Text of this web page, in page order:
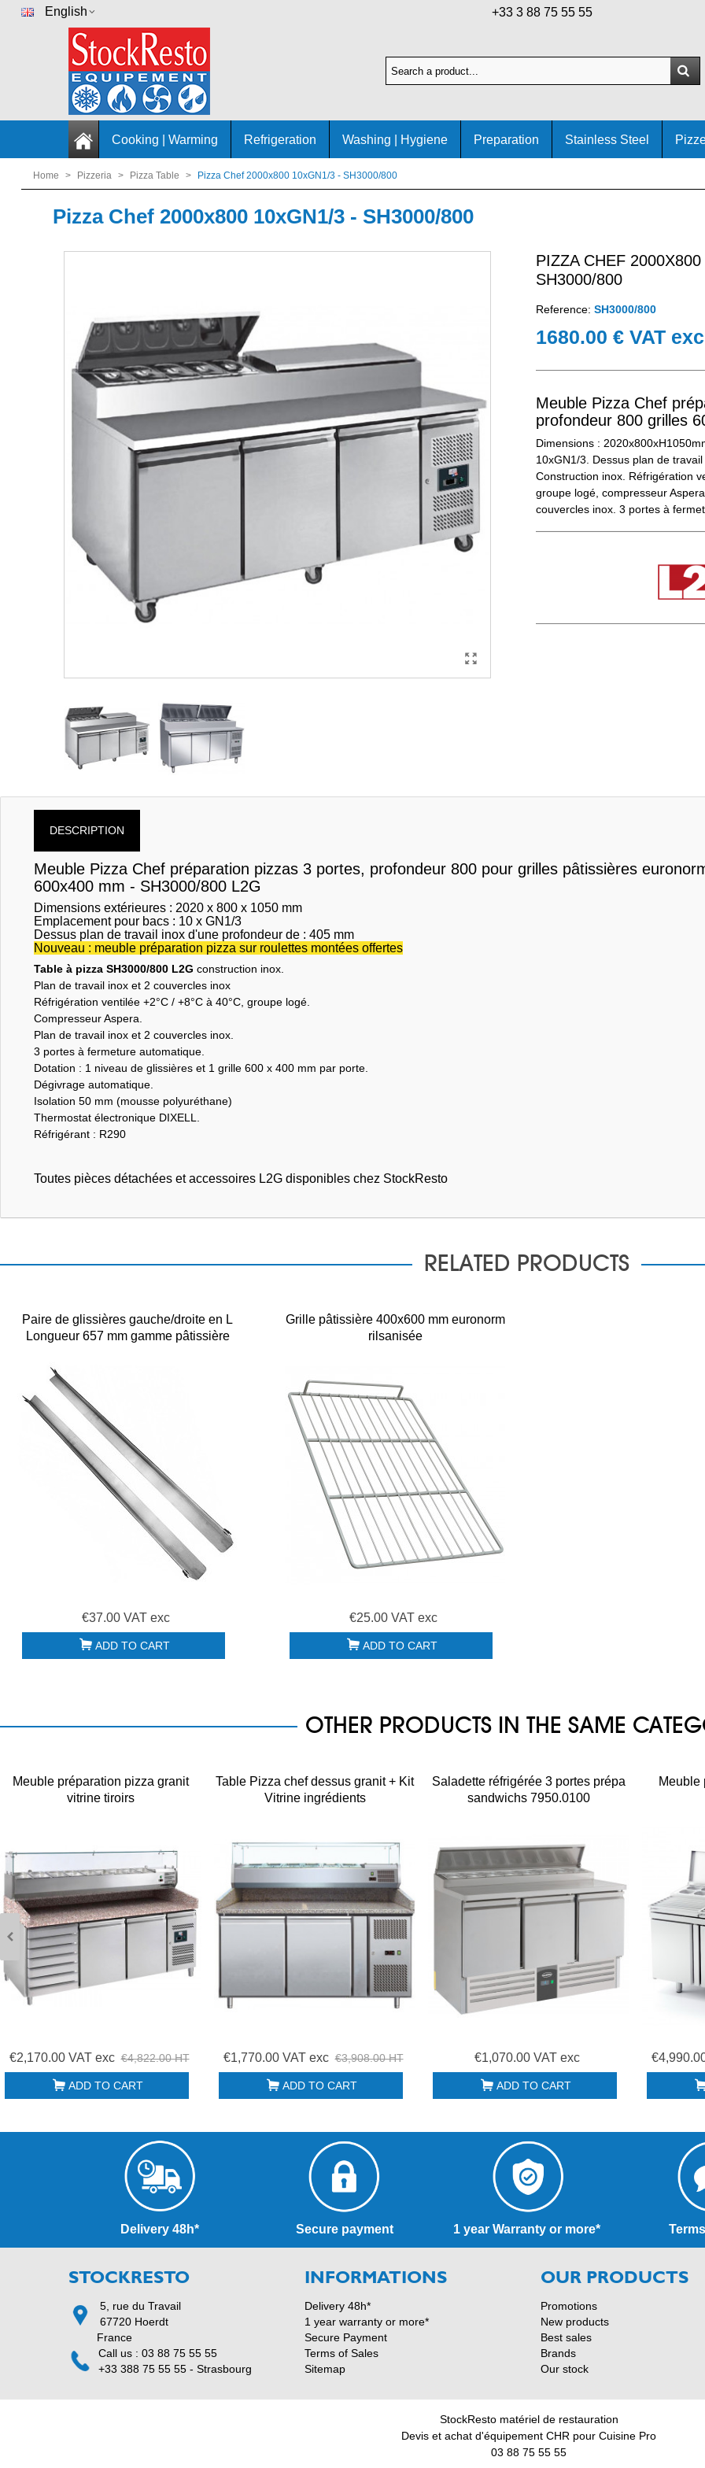
English +33 3 88 75 55 55
Cooking | Warming Refrigeration Washing | Hygiene Preparation Stainless Steel
Home > Pizzeria > Pizza Table > Pizza Chef 2000x800 10xGN1/3 - SH3000/800
Pizza Chef 2000x800 10xGN1/3 - SH3000/800
PIZZA CHEF
SH3000/800
Reference: SH3000/800
1680.00 € VAT exc
Meuble Pizza Chef
profondeur 800 grilles
Dimensions :
10xGN1/3. Dessus plan de
Construction inox. Réfrigération
groupe logé, compresseur
couvercles inox. 3 portes à
DESCRIPTION
Meuble Pizza Chef préparation pizzas 3 portes, profondeur 800 pour grilles pâtissières
600x400 mm - SH3000/800 L2G
Dimensions extérieures : 2020 x 800 x 1050 mm
Emplacement pour bacs : 10 x GN1/3
Dessus plan de travail inox d'une profondeur de : 405 mm
Nouveau : meuble préparation pizza sur roulettes montées offertes
Table à pizza SH3000/800 L2G construction inox.
Plan de travail inox et 2 couvercles inox
Réfrigération ventilée +2°C / +8°C à 40°C, groupe logé.
Compresseur Aspera.
Plan de travail inox et 2 couvercles inox.
3 portes à fermeture automatique.
Dotation : 1 niveau de glissières et 1 grille 600 x 400 mm par porte.
Dégivrage automatique.
Isolation 50 mm (mousse polyuréthane)
Thermostat électronique DIXELL.
Réfrigérant : R290
Toutes pièces détachées et accessoires L2G disponibles chez StockResto
RELATED PRODUCTS
Paire de glissières gauche/droite en L
Longueur 657 mm gamme pâtissière
€37.00 VAT exc
ADD TO CART
Grille pâtissière 400x600 mm euronorm
rilsanisée
€25.00 VAT exc
ADD TO CART
OTHER PRODUCTS IN THE SAME
Meuble préparation pizza granit
vitrine tiroirs
€2,170.00 VAT exc €4,822.00 HT
ADD TO CART
Table Pizza chef dessus granit + Kit
Vitrine ingrédients
€1,770.00 VAT exc €3,908.00 HT
ADD TO CART
Saladette réfrigérée 3 portes prépa
sandwichs 7950.0100
€1,070.00 VAT exc
ADD TO CART
Meuble
Delivery 48h* Secure payment 1 year Warranty or more*
STOCKRESTO
5, rue du Travail
67720 Hoerdt
France
Call us : 03 88 75 55 55
+33 388 75 55 55 - Strasbourg
INFORMATIONS
Delivery 48h*
1 year warranty or more*
Secure Payment
Terms of Sales
Sitemap
OUR PRODUCTS
Promotions
New products
Best sales
Brands
Our stock
StockResto matériel de restauration
Devis et achat d'équipement CHR pour Cuisine Pro
03 88 75 55 55